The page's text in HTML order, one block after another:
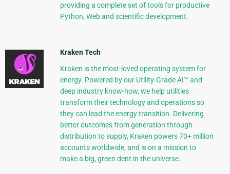
providing a complete set of tools for productive
Python, Web and scientific development.
Kraken Tech
Kraken is the most-loved operating system for
energy. Powered by our Utility-Grade AI™ and
deep industry know-how, we help utilities
transform their technology and operations so
they can lead the energy transition. Delivering
better outcomes from generation through
distribution to supply, Kraken powers 70+ million
accounts worldwide, and is on a mission to
make a big, green dent in the universe.